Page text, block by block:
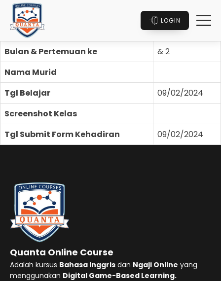
LOGIN
Bulan & Pertemuan ke
& 2
Nama Murid
Tgl Belajar
09/02/2024
Screenshot Kelas
Tgl Submit Form Kehadiran
09/02/2024
Quanta Online Course
Adalah kursus Bahasa Inggris dan Ngaji Online yang
menggunakan Digital Game-Based Learning.